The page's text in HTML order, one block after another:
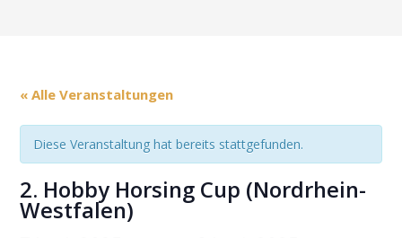
« Alle Veranstaltungen
Diese Veranstaltung hat bereits stattgefunden.
2. Hobby Horsing Cup (Nordrhein-
Westfalen)